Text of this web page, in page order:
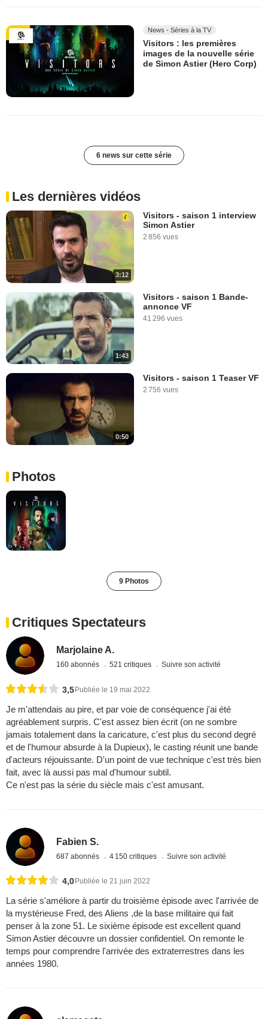
News - Séries à la TV
Visitors : les premières
images de la nouvelle série
de Simon Astier (Hero Corp)
6 news sur cette série
Les dernières vidéos
3:12
Visitors - saison 1 interview
Simon Astier
2 856 vues
1:43
Visitors - saison 1 Bande-
annonce VF
41 296 vues
0:50
Visitors - saison 1 Teaser VF
2 756 vues
Photos
9 Photos
Critiques Spectateurs
Marjolaine A.
160 abonnés 521 critiques Suivre son activité
3,5 Publiée le 19 mai 2022
Je m'attendais au pire, et par voie de conséquence j'ai été
agréablement surpris. C'est assez bien écrit (on ne sombre
jamais totalement dans la caricature, c'est plus du second degré
et de l'humour absurde à la Dupieux), le casting réunit une bande
d'acteurs réjouissante. D'un point de vue technique c'est très bien
fait, avec là aussi pas mal d'humour subtil.
Ce n'est pas la série du siècle mais c'est amusant.
Fabien S.
687 abonnés 4 150 critiques Suivre son activité
4,0 Publiée le 21 juin 2022
La série s'améliore à partir du troisième épisode avec l'arrivée de
la mystérieuse Fred, des Aliens ,de la base militaire qui fait
penser à la zone 51. Le sixième épisode est excellent quand
Simon Astier découvre un dossier confidentiel. On remonte le
temps pour comprendre l'arrivée des extraterrestres dans les
années 1980.